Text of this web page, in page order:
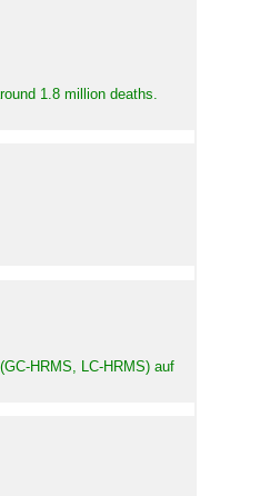
1.8 million deaths.
HRMS, LC-HRMS) auf